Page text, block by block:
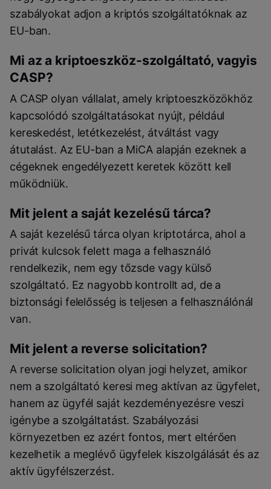
szabályokat adjon a kriptós szolgáltatóknak az
EU-ban.
Mi az a kriptoeszköz-szolgáltató, vagyis
CASP?
A CASP olyan vállalat, amely kriptoeszközökhöz
kapcsolódó szolgáltatásokat nyújt, például
kereskedést, letétkezelést, átváltást vagy
átutalást. Az EU-ban a MiCA alapján ezeknek a
cégeknek engedélyezett keretek között kell
működniük.
Mit jelent a saját kezelésű tárca?
A saját kezelésű tárca olyan kriptotárca, ahol a
privát kulcsok felett maga a felhasználó
rendelkezik, nem egy tőzsde vagy külső
szolgáltató. Ez nagyobb kontrollt ad, de a
biztonsági felelősség is teljesen a felhasználónál
van.
Mit jelent a reverse solicitation?
A reverse solicitation olyan jogi helyzet, amikor
nem a szolgáltató keresi meg aktívan az ügyfelet,
hanem az ügyfél saját kezdeményezésre veszi
igénybe a szolgáltatást. Szabályozási
környezetben ez azért fontos, mert eltérően
kezelhetik a meglévő ügyfelek kiszolgálását és az
aktív ügyfélszerzést.